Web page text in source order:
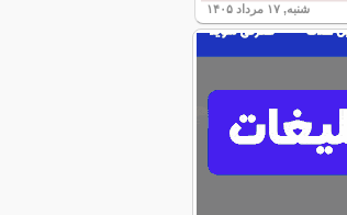
شنبه, ۱۷ مرداد ۱۴۰۵